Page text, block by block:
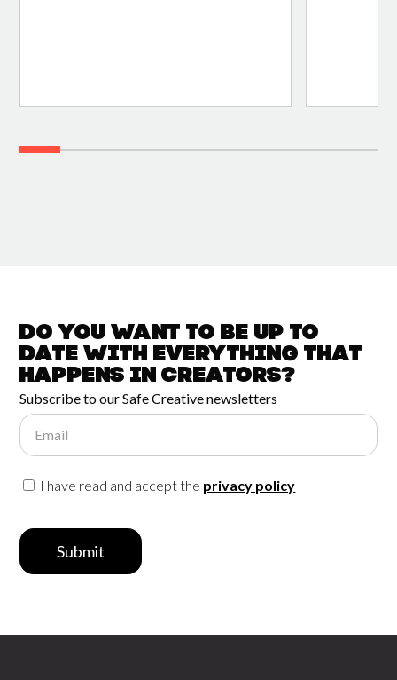
Do you want to be up to
date witheverything that
happens inCreators?
Subscribe to our Safe Creative newsletters
Email
I have read and accept the privacy policy
Submit